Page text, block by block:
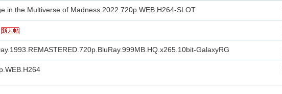
SLOT
GalaxyRG